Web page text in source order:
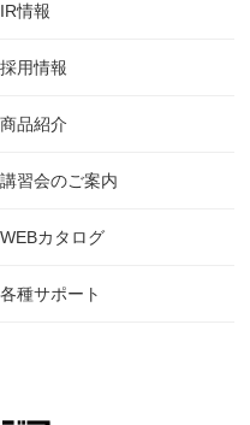
IR情報
採用情報
商品紹介
講習会のご案内
WEBカタログ
各種サポート